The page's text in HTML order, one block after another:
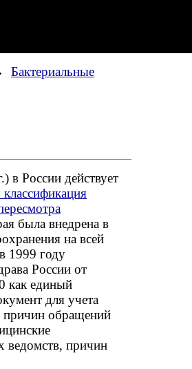
Бактериальные
в России действует
была внедрена в
на всей
1999 году
России от
как единый
для учета
причин обращений
ведомств, причин